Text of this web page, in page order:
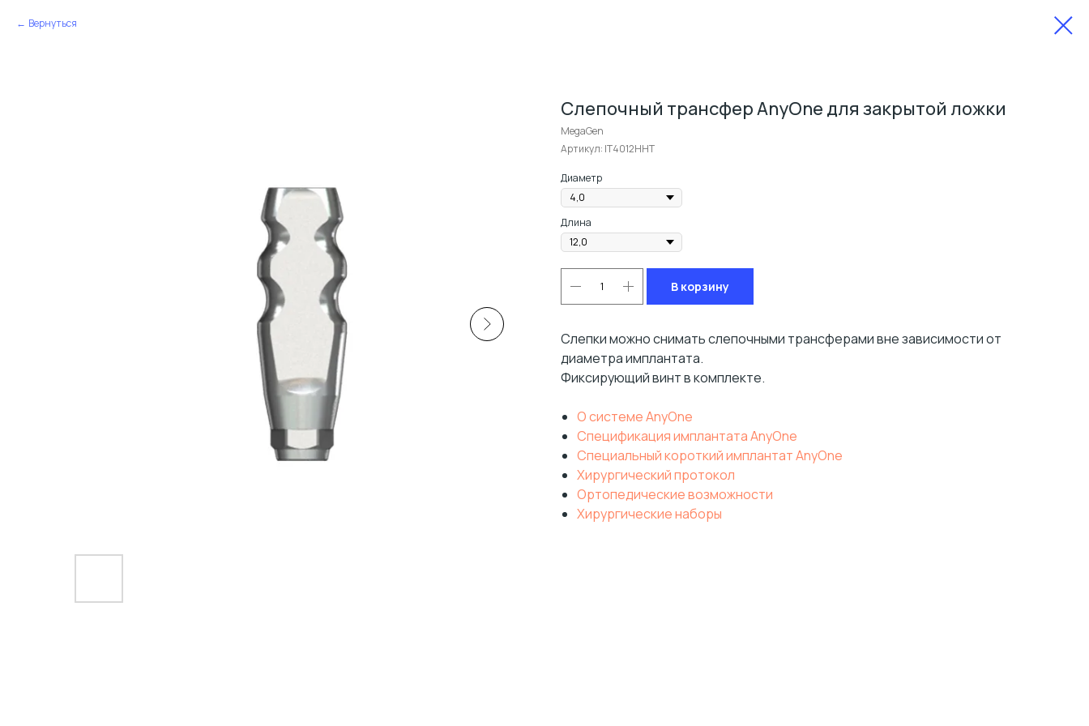
Вернуться
Слепочный трансфер AnyOne для закрытой ложки
MegaGen
Артикул: IT4012HHT
Диаметр
Длина
В корзину
Слепки можно снимать слепочными трансферами вне зависимости от
диаметра имплантата.
Фиксирующий винт в комплекте.
О системе AnyOne
Спецификация имплантата AnyOne
Специальный короткий имплантат AnyOne
Хирургический протокол
Ортопедические возможности
Хирургические наборы